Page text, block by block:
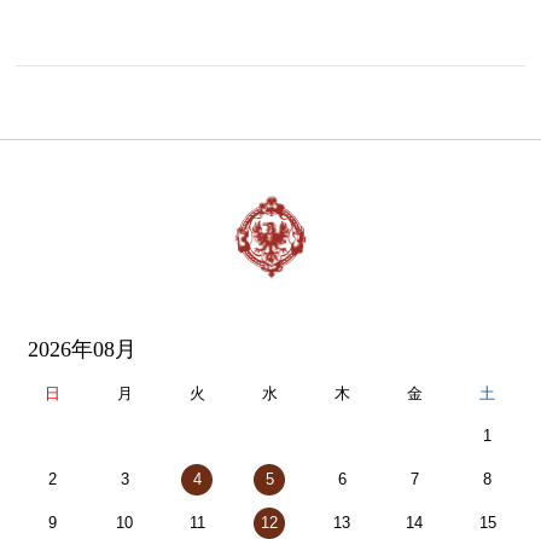
2026年08月
日 月 火 水 木 金 土
1
2 3 4 5 6 7 8
9 10 11 12 13 14 15